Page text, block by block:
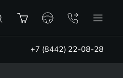
+7 (8442) 22-08-28